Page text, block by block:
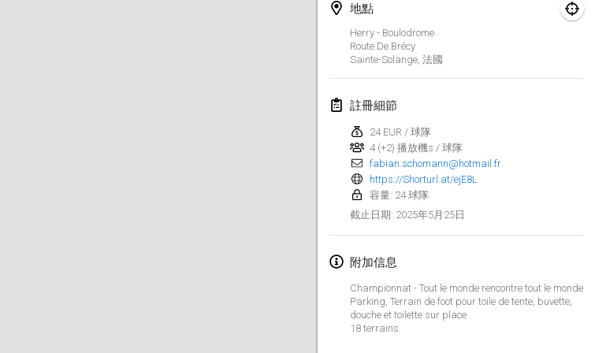
地點
Herry - Boulodrome
Route De Brécy
Sainte-Solange, 法國
註冊細節
24 EUR / 球隊
4 (+2) 播放機s / 球隊
fabian.schomann@hotmail.fr
https://Shorturl.at/ejE8L
容量: 24 球隊
截止日期: 2025年5月25日
附加信息
Championnat - Tout le monde rencontre tout le monde
Parking, Terrain de foot pour toile de tente, buvette,
douche et toilette sur place
18 terrains
2025年2月
US Mölkky Winter
2025年2月7日
Open des vendanges tardives
2025年2月8日 |法國
Indoor de la CASAS
2025年2月15日 |法國
2025年2月15日
Warm-up EM Indoor
2025年2月28日